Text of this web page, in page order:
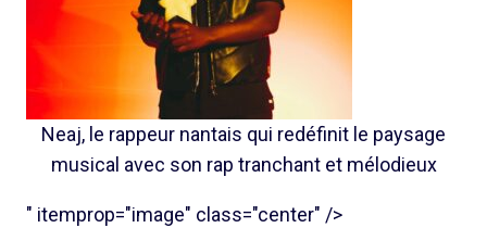
Neaj, le rappeur nantais qui redéfinit le paysage
musical avec son rap tranchant et mélodieux
" itemprop="image" class="center" />